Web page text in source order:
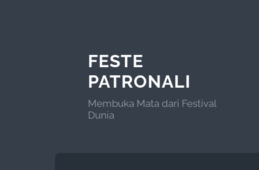
FESTE
PATRONALI
Membuka Mata dari Festival
Dunia